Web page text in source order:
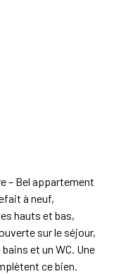
– Bel appartement
à neuf,
hauts et bas,
sur le séjour,
et un WC. Une
ce bien.